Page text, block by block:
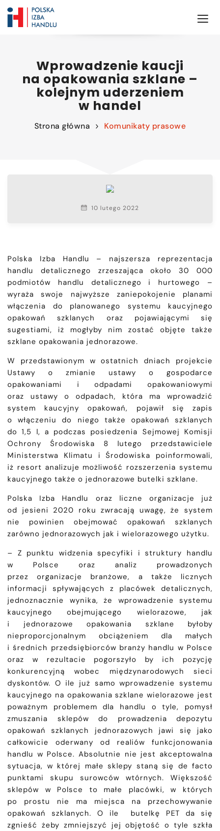
Wprowadzenie kaucji
na opakowania szklane –
kolejnym uderzeniem
w handel
Strona główna Komunikaty prasowe
10 lutego 2022
Polska Izba Handlu – najszersza reprezentacja
handlu detalicznego zrzeszająca około 30 000
podmiotów handlu detalicznego i hurtowego –
wyraża swoje najwyższe zaniepokojenie planami
włączenia do planowanego systemu kaucyjnego
opakowań szklanych oraz pojawiającymi się
sugestiami, iż mogłyby nim zostać objęte także
szklane opakowania jednorazowe.
W przedstawionym w ostatnich dniach projekcie
Ustawy o zmianie ustawy o gospodarce
opakowaniami i odpadami opakowaniowymi
oraz ustawy o odpadach, która ma wprowadzić
system kaucyjny opakowań, pojawił się zapis
o włączeniu do niego także opakowań szklanych
do 1,5 l, a podczas posiedzenia Sejmowej Komisji
Ochrony Środowiska 8 lutego przedstawiciele
Ministerstwa Klimatu i Środowiska poinformowali,
iż resort analizuje możliwość rozszerzenia systemu
kaucyjnego także o jednorazowe butelki szklane.
Polska Izba Handlu oraz liczne organizacje już
od jesieni 2020 roku zwracają uwagę, że system
nie powinien obejmować opakowań szklanych
zarówno jednorazowych jak i wielorazowego użytku.
– Z punktu widzenia specyfiki i struktury handlu
w Polsce oraz analiz prowadzonych
przez organizacje branżowe, a także licznych
informacji spływających z placówek detalicznych,
jednoznacznie wynika, że wprowadzenie systemu
kaucyjnego obejmującego wielorazowe, jak
i jednorazowe opakowania szklane byłoby
nieproporcjonalnym obciążeniem dla małych
i średnich przedsiębiorców branży handlu w Polsce
oraz w rezultacie pogorszyło by ich pozycję
konkurencyjną wobec międzynarodowych sieci
dyskontów. O ile już samo wprowadzenie systemu
kaucyjnego na opakowania szklane wielorazowe jest
poważnym problemem dla handlu o tyle, pomysł
zmuszania sklepów do prowadzenia depozytu
opakowań szklanych jednorazowych jawi się jako
całkowicie oderwany od realiów funkcjonowania
handlu w Polsce. Absolutnie nie jest akceptowalna
sytuacja, w której małe sklepy staną się de facto
punktami skupu surowców wtórnych. Większość
sklepów w Polsce to małe placówki, w których
po prostu nie ma miejsca na przechowywanie
opakowań szklanych. O ile butelkę PET da się
zgnieść żeby zmniejszyć jej objętość o tyle szkła